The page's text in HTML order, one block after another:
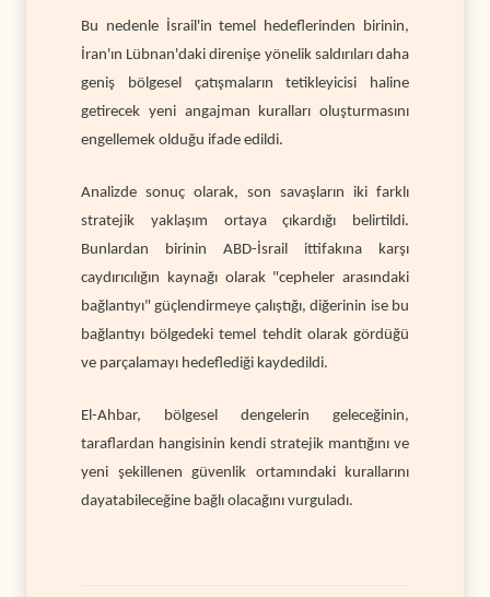
Bu nedenle İsrail'in temel hedeflerinden birinin,
İran'ın Lübnan'daki direnişe yönelik saldırıları daha
geniş bölgesel çatışmaların tetikleyicisi haline
getirecek yeni angajman kuralları oluşturmasını
engellemek olduğu ifade edildi.
Analizde sonuç olarak, son savaşların iki farklı
stratejik yaklaşım ortaya çıkardığı belirtildi.
Bunlardan birinin ABD-İsrail ittifakına karşı
caydırıcılığın kaynağı olarak "cepheler arasındaki
bağlantıyı" güçlendirmeye çalıştığı, diğerinin ise bu
bağlantıyı bölgedeki temel tehdit olarak gördüğü
ve parçalamayı hedeflediği kaydedildi.
El-Ahbar, bölgesel dengelerin geleceğinin,
taraflardan hangisinin kendi stratejik mantığını ve
yeni şekillenen güvenlik ortamındaki kurallarını
dayatabileceğine bağlı olacağını vurguladı.